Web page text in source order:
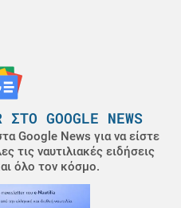
GOOGLE NEWS
Google News για να είστε
τις ναυτιλιακές ειδήσεις
όλο τον κόσμο.